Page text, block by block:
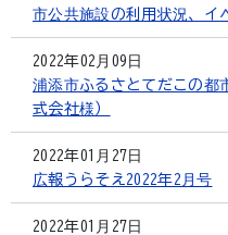
市公共施設の利用状況、イ
2022年02月09日
浦添市ふるさとてだこの都
式会社様）
2022年01月27日
広報うらそえ2022年2月号
2022年01月27日